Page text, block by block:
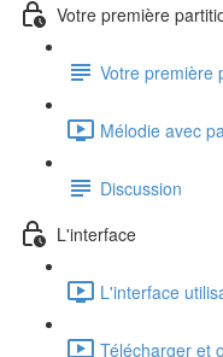
Votre première
Votre première
Mélodie avec
Discussion
L'interface
L'interface
Télécharger et